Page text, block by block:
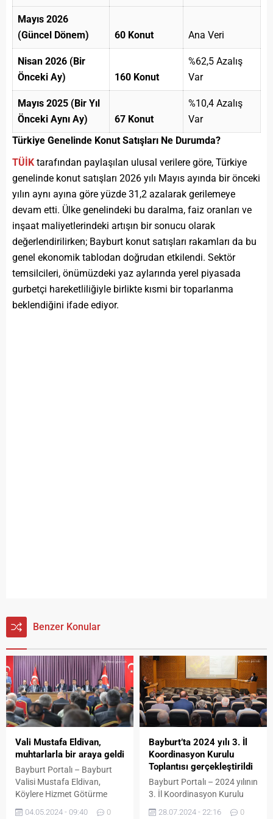
Mayıs 2026
(Güncel Dönem)
60 Konut Ana Veri
Nisan 2026 (Bir
Önceki Ay)
160 Konut
%62,5 Azalış
Var
Mayıs 2025 (Bir Yıl
Önceki Aynı Ay)
67 Konut
%10,4 Azalış
Var
Türkiye Genelinde Konut Satışları Ne Durumda?
TÜİK tarafından paylaşılan ulusal verilere göre, Türkiye
genelinde konut satışları 2026 yılı Mayıs ayında bir önceki
yılın aynı ayına göre yüzde 31,2 azalarak gerilemeye
devam etti. Ülke genelindeki bu daralma, faiz oranları ve
inşaat maliyetlerindeki artışın bir sonucu olarak
değerlendirilirken; Bayburt konut satışları rakamları da bu
genel ekonomik tablodan doğrudan etkilendi. Sektör
temsilcileri, önümüzdeki yaz aylarında yerel piyasada
gurbetçi hareketliliğiyle birlikte kısmi bir toparlanma
beklendiğini ifade ediyor.
Benzer Konular
Vali Mustafa Eldivan,
muhtarlarla bir araya geldi
Bayburt Portalı – Bayburt
Valisi Mustafa Eldivan,
Köylere Hizmet Götürme
Birliği Dönem Başı Meclis
04.05.2024 - 09:40 0
Bayburt’ta 2024 yılı 3. İl
Koordinasyon Kurulu
Toplantısı gerçekleştirildi
Bayburt Portalı – 2024 yılının
3. İl Koordinasyon Kurulu
Toplantısı Vali Vekili Yunus
28.07.2024 - 22:16 0